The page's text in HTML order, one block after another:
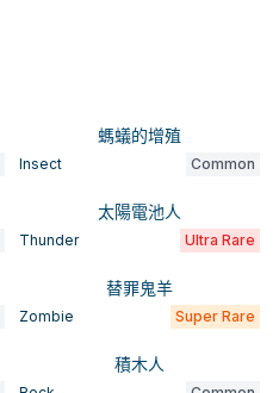
螞蟻的增殖
Insect Common
太陽電池人
Thunder Ultra Rare
替罪鬼羊
Zombie Super Rare
積木人